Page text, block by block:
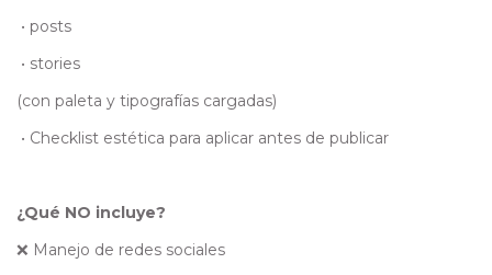
• posts
• stories
(con paleta y tipografías cargadas)
• Checklist estética para aplicar antes de publicar
¿Qué NO incluye?
❌ Manejo de redes sociales